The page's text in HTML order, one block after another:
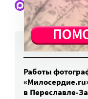
Наши статьи и
НОВОСТИ
Работы
в Переславле-